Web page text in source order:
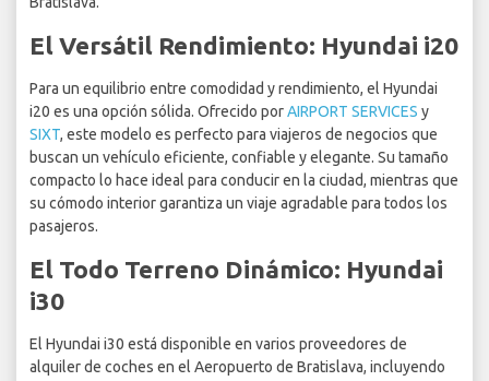
El Versátil Rendimiento: Hyundai i20
Para un equilibrio entre comodidad y rendimiento, el Hyundai
i20 es una opción sólida. Ofrecido porAIRPORT SERVICES y
SIXT, este modelo es perfecto para viajeros de negocios que
buscan un vehículo eficiente, confiable y elegante. Su tamaño
compacto lo hace ideal para conducir en la ciudad, mientras que
su cómodo interior garantiza un viaje agradable para todos los
pasajeros.
El Todo Terreno Dinámico: Hyundai
i30
El Hyundai i30 está disponible en varios proveedores de
alquiler de coches en el Aeropuerto de Bratislava, incluyendo